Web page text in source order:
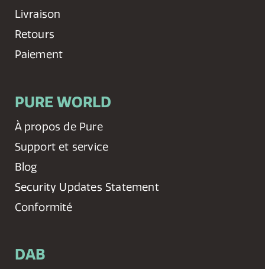
Livraison
Retours
Paiement
PURE WORLD
À propos de Pure
Support et service
Blog
Security Updates Statement
Conformité
DAB